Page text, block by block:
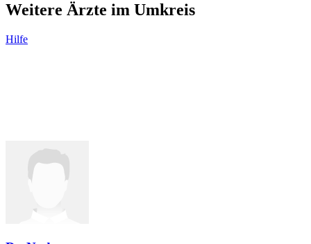
Weitere Ärzte im Umkreis
Hilfe